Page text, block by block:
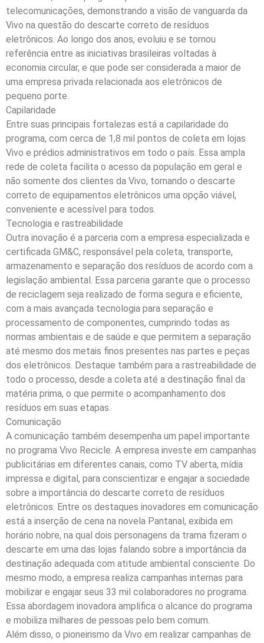
telecomunicações, demonstrando a visão de vanguarda da
Vivo na questão do descarte correto de resíduos
eletrônicos. Ao longo dos anos, evoluiu e se tornou
referência entre as iniciativas brasileiras voltadas à
economia circular, e que pode ser considerada a maior de
uma empresa privada relacionada aos eletrônicos de
pequeno porte.
Capilaridade
Entre suas principais fortalezas está a capilaridade do
programa, com cerca de 1,8 mil pontos de coleta em lojas
Vivo e prédios administrativos em todo o país. Essa ampla
rede de coleta facilita o acesso da população em geral e
não somente dos clientes da Vivo, tornando o descarte
correto de equipamentos eletrônicos uma opção viável,
conveniente e acessível para todos.
Tecnologia e rastreabilidade
Outra inovação é a parceria com a empresa especializada e
certificada GM&C, responsável pela coleta, transporte,
armazenamento e separação dos resíduos de acordo com a
legislação ambiental. Essa parceria garante que o processo
de reciclagem seja realizado de forma segura e eficiente,
com a mais avançada tecnologia para separação e
processamento de componentes, cumprindo todas as
normas ambientais e de saúde e que permitem a separação
até mesmo dos metais finos presentes nas partes e peças
dos eletrônicos. Destaque também para a rastreabilidade de
todo o processo, desde a coleta até a destinação final da
matéria prima, o que permite o acompanhamento dos
resíduos em suas etapas.
Comunicação
A comunicação também desempenha um papel importante
no programa Vivo Recicle. A empresa investe em campanhas
publicitárias em diferentes canais, como TV aberta, mídia
impressa e digital, para conscientizar e engajar a sociedade
sobre a importância do descarte correto de resíduos
eletrônicos. Entre os destaques inovadores em comunicação
está a inserção de cena na novela Pantanal, exibida em
horário nobre, na qual dois personagens da trama fizeram o
descarte em uma das lojas falando sobre a importância da
destinação adequada com atitude ambiental consciente. Do
mesmo modo, a empresa realiza campanhas internas para
mobilizar e engajar seus 33 mil colaboradores no programa.
Essa abordagem inovadora amplifica o alcance do programa
e mobiliza milhares de pessoas pelo bem comum.
Além disso, o pioneirismo da Vivo em realizar campanhas de